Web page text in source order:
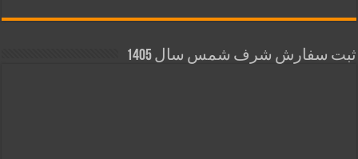
ثبت سفارش شرف شمس سال 1405